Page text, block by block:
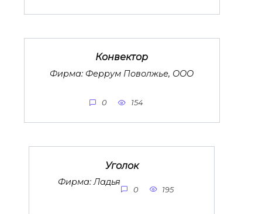
Конвектор
Фирма: Феррум Поволжье, ООО
0 154
Уголок
Фирма: Ладья
0 195